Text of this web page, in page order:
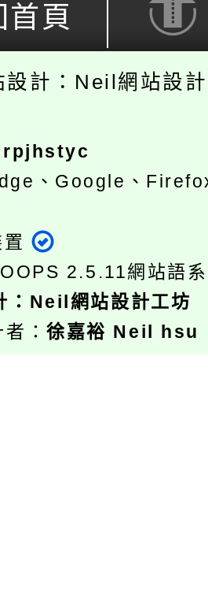
首頁
設計：Neil網站設
、Google、
2.5.11網站語
： Neil網站設計工坊
者：徐嘉裕 Neil hsu